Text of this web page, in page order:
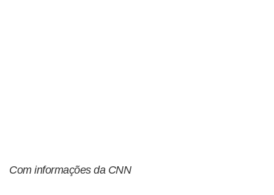
Com informações da CNN